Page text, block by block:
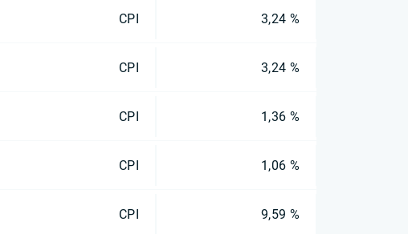
CPI 3,24 %
CPI 3,24 %
CPI 1,36 %
CPI 1,06 %
CPI 9,59 %